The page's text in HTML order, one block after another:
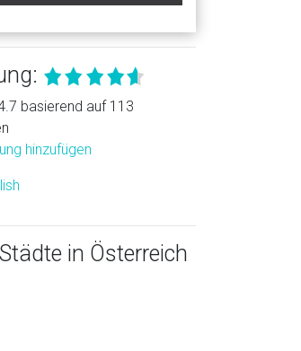
basierend auf 113
hinzufügen
in Österreich